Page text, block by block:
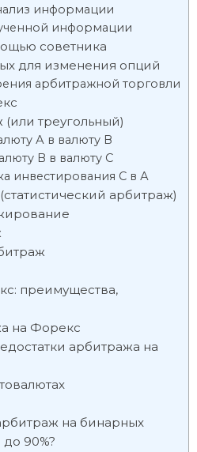
информации
информации
советника
для изменения опций
арбитражной торговли
треугольный)
А в валюту В
B в валюту С
инвестирования С в А
арбитраж)
преимущества,
на Форекс
арбитража на
на бинарных
90%?